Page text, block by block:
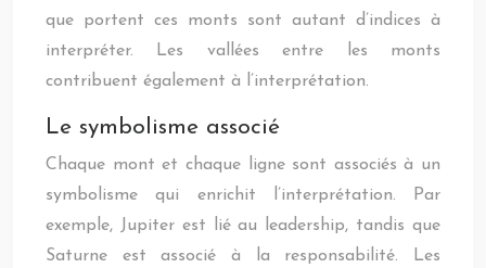
que portent ces monts sont autant d’indices à
interpréter. Les vallées entre les monts
contribuent également à l’interprétation.
Le symbolisme associé
Chaque mont et chaque ligne sont associés à un
symbolisme qui enrichit l’interprétation. Par
exemple, Jupiter est lié au leadership, tandis que
Saturne est associé à la responsabilité. Les